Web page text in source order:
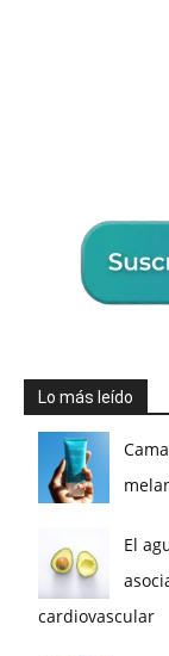
Lo más leído
El
cardiovascular